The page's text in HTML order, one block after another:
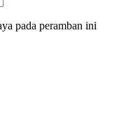
pada peramban ini